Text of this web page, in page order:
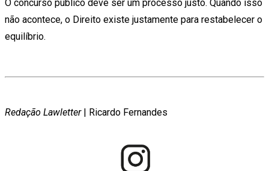
O concurso público deve ser um processo justo. Quando isso
não acontece, o Direito existe justamente para restabelecer o
equilíbrio.
Redação Lawletter| Ricardo Fernandes